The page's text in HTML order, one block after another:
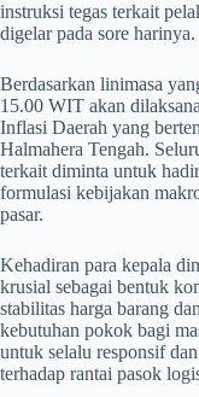
instruksi tegas terkait
digelar pada sore harinya.
​Berdasarkan linimasa
15.00 WIT akan
Inflasi Daerah yang
Halmahera Tengah.
terkait diminta untuk
formulasi kebijakan
pasar.
​Kehadiran para kepala
krusial sebagai bentuk
stabilitas harga barang
kebutuhan pokok bagi
untuk selalu responsif
terhadap rantai pasok